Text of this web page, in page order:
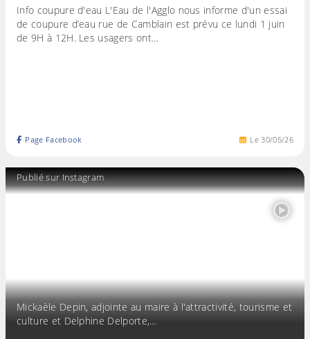
Info coupure d'eau L'Eau de l'Agglo nous informe d'un essai
de coupure d’eau rue de Camblain est prévu ce lundi 1 juin
de 9H à 12H. Les usagers ont…
Le30/05/26
Page Facebook
Publié sur Instagram
Mickaèle Depin, adjointe au maire à l'attractivité, tourisme et
culture et Delphine Delporte,…